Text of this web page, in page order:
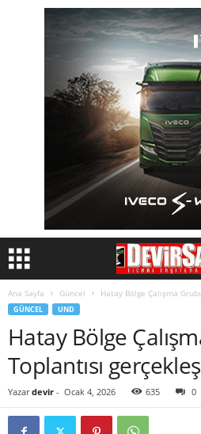
Ana Sayfa Güncel Hatay Bölge Çalışma
GÜNCEL UND
Hatay Bölge
Toplantısı
Yazar devir - Ocak 4, 2026 635 0